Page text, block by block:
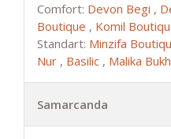
Comfort: Devon Begi ,
Boutique , Komil
Standart: Minzifa
Nur , Basilic , Malika
Samarcanda